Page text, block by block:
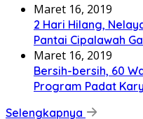
Maret 16, 2019
2 Hari Hilang,
Pantai Cipalawah
Maret 16, 2019
Bersih-bersih, 60
Program Padat
Selengkapnya